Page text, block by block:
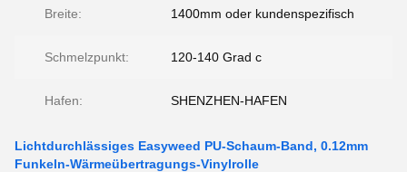
Breite: 1400mm oder kundenspezifisch
Schmelzpunkt: 120-140 Grad c
Hafen: SHENZHEN-HAFEN
Lichtdurchlässiges Easyweed PU-Schaum-Band, 0.12mm
Funkeln-Wärmeübertragungs-Vinylrolle